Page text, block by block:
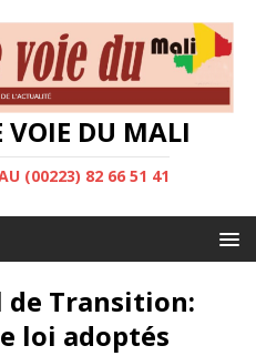
VOIE DU MALI
(00223) 82 66 51 41
de Transition:
loi adoptés